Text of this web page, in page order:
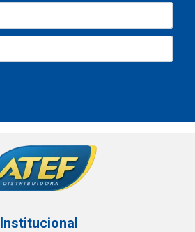
Institucional